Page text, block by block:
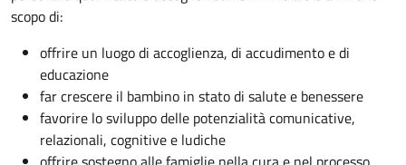
scopo di:
offrire un luogo di accoglienza, di accudimento e di
educazione
far crescere il bambino in stato di salute e benessere
favorire lo sviluppo delle potenzialità comunicative,
relazionali, cognitive e ludiche